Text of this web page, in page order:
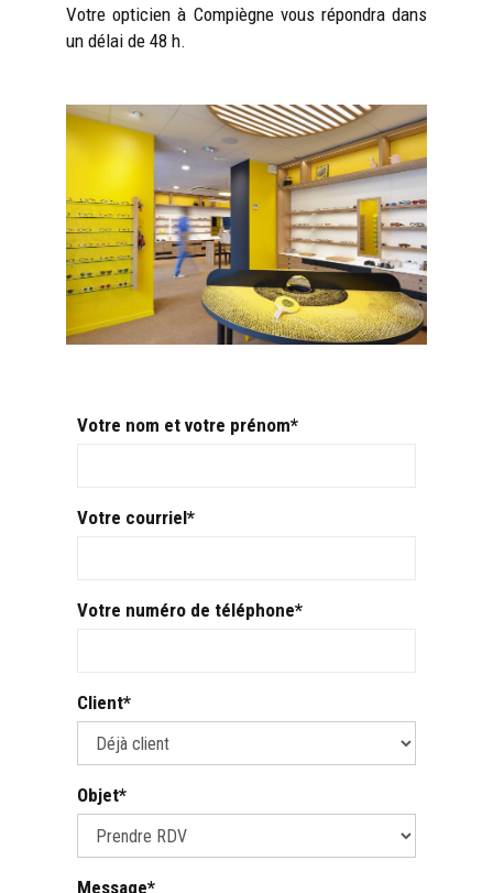
Votre opticien à Compiègne vous répondra dans
un délai de 48 h.
Votre nom et votre prénom
Votre courriel
Votre numéro de téléphone
Client
Objet
Message